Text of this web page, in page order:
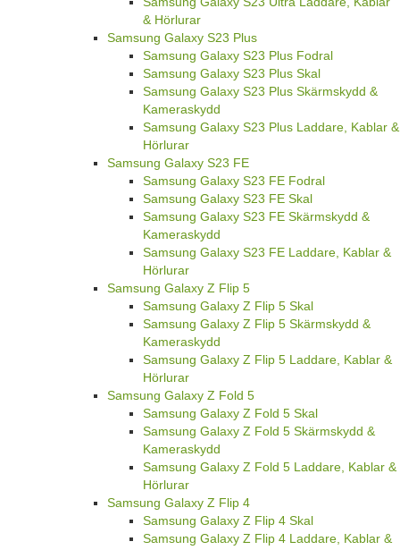
& Hörlurar
Samsung Galaxy S23 Plus
Samsung Galaxy S23 Plus Fodral
Samsung Galaxy S23 Plus Skal
Samsung Galaxy S23 Plus Skärmskydd &
Kameraskydd
Samsung Galaxy S23 Plus Laddare, Kablar &
Hörlurar
Samsung Galaxy S23 FE
Samsung Galaxy S23 FE Fodral
Samsung Galaxy S23 FE Skal
Samsung Galaxy S23 FE Skärmskydd &
Kameraskydd
Samsung Galaxy S23 FE Laddare, Kablar &
Hörlurar
Samsung Galaxy Z Flip 5
Samsung Galaxy Z Flip 5 Skal
Samsung Galaxy Z Flip 5 Skärmskydd &
Kameraskydd
Samsung Galaxy Z Flip 5 Laddare, Kablar &
Hörlurar
Samsung Galaxy Z Fold 5
Samsung Galaxy Z Fold 5 Skal
Samsung Galaxy Z Fold 5 Skärmskydd &
Kameraskydd
Samsung Galaxy Z Fold 5 Laddare, Kablar &
Hörlurar
Samsung Galaxy Z Flip 4
Samsung Galaxy Z Flip 4 Skal
Samsung Galaxy Z Flip 4 Laddare, Kablar &